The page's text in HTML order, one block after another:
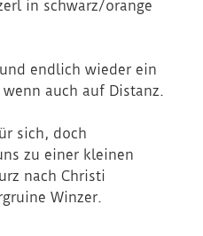
in schwarz/orange
endlich wieder ein
auch auf Distanz.
sich, doch
zu einer kleinen
nach Christi
Winzer.